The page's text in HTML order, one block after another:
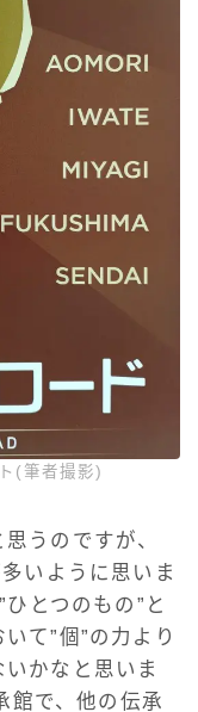
(筆者撮影)
うのですが、
いように思いま
とつのもの”と
て”個”の力より
かなと思いま
館で、他の伝承